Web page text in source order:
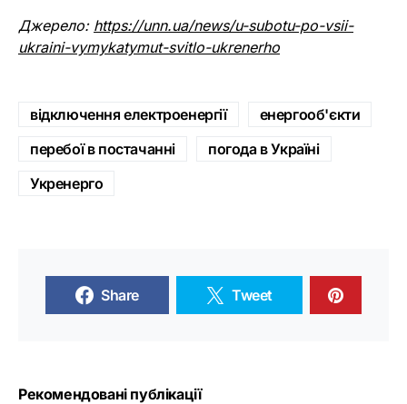
Джерело: https://unn.ua/news/u-subotu-po-vsii-
ukraini-vymykatymut-svitlo-ukrenerho
відключення електроенергії
енергооб'єкти
перебої в постачанні
погода в Україні
Укренерго
Share Tweet
Рекомендовані публікації